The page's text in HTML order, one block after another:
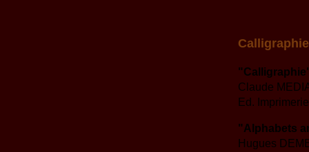
Claude
Ed.
"Alphabets
Hugues